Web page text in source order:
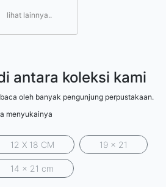
lihat lainnya..
antara koleksi kami
oleh banyak pengunjung perpustakaan.
menyukainya
12 X 18 CM 19 x 21
14 x 21 cm